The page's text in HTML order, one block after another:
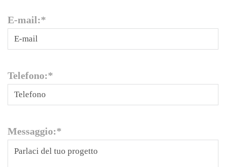
E-mail:*
Telefono:*
Messaggio:*